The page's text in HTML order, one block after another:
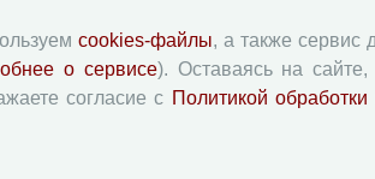
развития PDF
цены
cookies-файлы, а также сервис
о сервисе). Оставаясь на
согласие с Политикой